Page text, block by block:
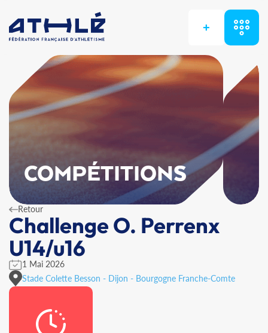
+
COMPÉTITIONS
Retour
Challenge O. Perrenx
U14/u16
1 Mai 2026
Stade Colette Besson - Dijon - Bourgogne Franche-Comte